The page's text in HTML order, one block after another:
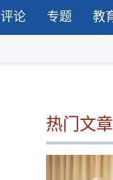
评论 专题 教
热门文章